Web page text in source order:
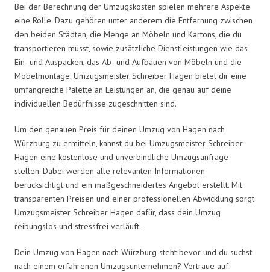
Bei der Berechnung der Umzugskosten spielen mehrere Aspekte
eine Rolle. Dazu gehören unter anderem die Entfernung zwischen
den beiden Städten, die Menge an Möbeln und Kartons, die du
transportieren musst, sowie zusätzliche Dienstleistungen wie das
Ein- und Auspacken, das Ab- und Aufbauen von Möbeln und die
Möbelmontage. Umzugsmeister Schreiber Hagen bietet dir eine
umfangreiche Palette an Leistungen an, die genau auf deine
individuellen Bedürfnisse zugeschnitten sind.
Um den genauen Preis für deinen Umzug von Hagen nach
Würzburg zu ermitteln, kannst du bei Umzugsmeister Schreiber
Hagen eine kostenlose und unverbindliche Umzugsanfrage
stellen. Dabei werden alle relevanten Informationen
berücksichtigt und ein maßgeschneidertes Angebot erstellt. Mit
transparenten Preisen und einer professionellen Abwicklung sorgt
Umzugsmeister Schreiber Hagen dafür, dass dein Umzug
reibungslos und stressfrei verläuft.
Dein Umzug von Hagen nach Würzburg steht bevor und du suchst
nach einem erfahrenen Umzugsunternehmen? Vertraue auf